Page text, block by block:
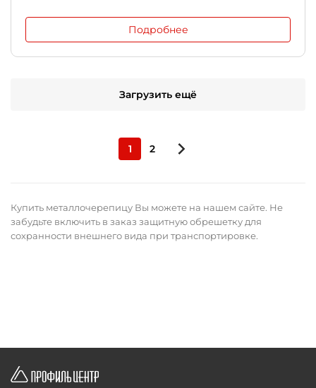
Подробнее
Загрузить ещё
1 2
Купить металлочерепицу Вы можете на нашем сайте. Не
забудьте включить в заказ защитную обрешетку для
сохранности внешнего вида при транспортировке.